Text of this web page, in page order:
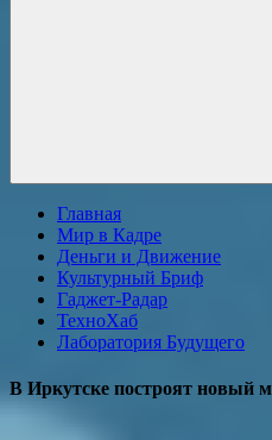
Главная
Мир в Кадре
Деньги и Движение
Культурный Бриф
Гаджет-Радар
ТехноХаб
Лаборатория Будущего
В Иркутске построят новый